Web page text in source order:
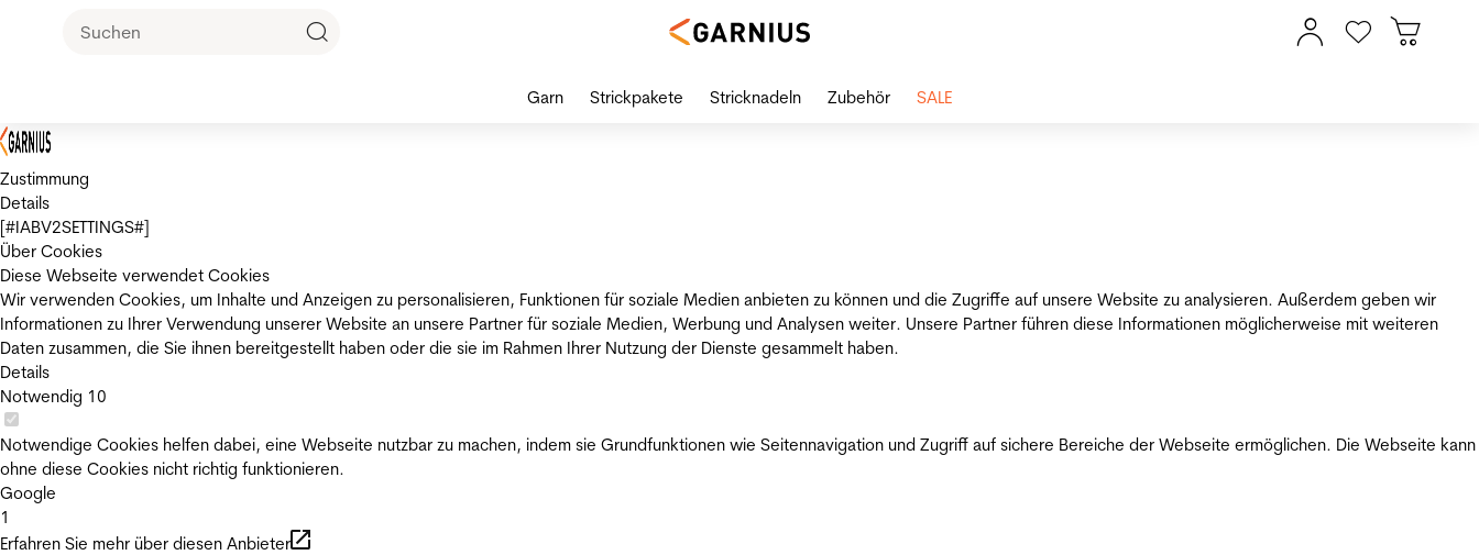
Zustimmung
Details
[#IABV2SETTINGS#]
Über Cookies
Diese Webseite verwendet Cookies
Wir verwenden Cookies, um Inhalte und Anzeigen zu personalisieren, Funktionen für soziale Medien anbieten zu können und die Zugriffe auf unsere Website zu analysieren. Außerdem geben wir
Informationen zu Ihrer Verwendung unserer Website an unsere Partner für soziale Medien, Werbung und Analysen weiter. Unsere Partner führen diese Informationen möglicherweise mit weiteren
Daten zusammen, die Sie ihnen bereitgestellt haben oder die sie im Rahmen Ihrer Nutzung der Dienste gesammelt haben.
Details
Notwendig 10
Notwendige Cookies helfen dabei, eine Webseite nutzbar zu machen, indem sie Grundfunktionen wie Seitennavigation und Zugriff auf sichere Bereiche der Webseite ermöglichen. Die Webseite kann
ohne diese Cookies nicht richtig funktionieren.
Google
1
Erfahren Sie mehr über diesen Anbieter
Garn Strickpakete Stricknadeln Zubehör SALE